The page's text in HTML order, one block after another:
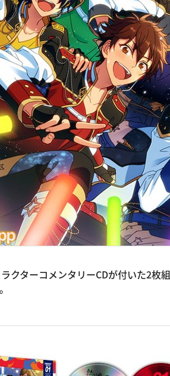
クターコメンタリーCDが付いた2枚